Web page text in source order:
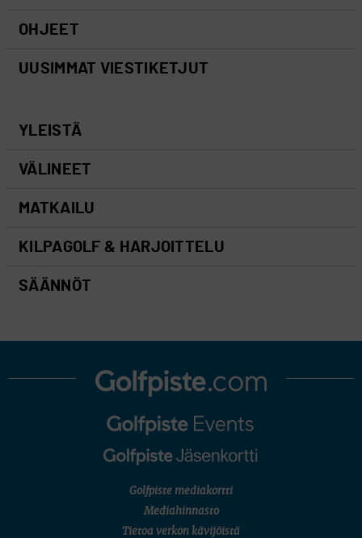
OHJEET
UUSIMMAT VIESTIKETJUT
YLEISTÄ
VÄLINEET
MATKAILU
KILPAGOLF & HARJOITTELU
SÄÄNNÖT
Golfpiste mediakortti
Mediahinnasto
Tietoa verkon kävijöistä